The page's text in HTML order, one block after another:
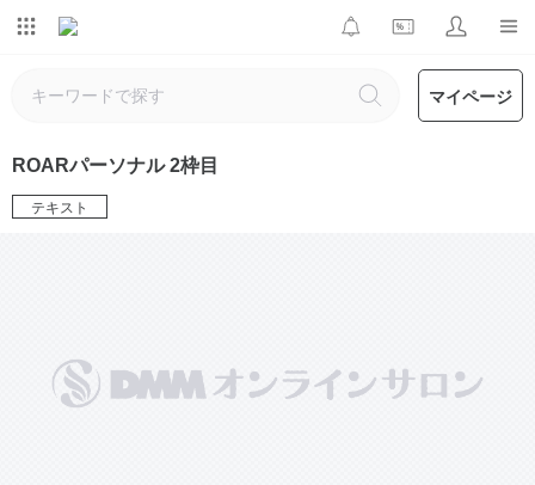
マイページ
ROARパーソナル 2枠目
テキスト